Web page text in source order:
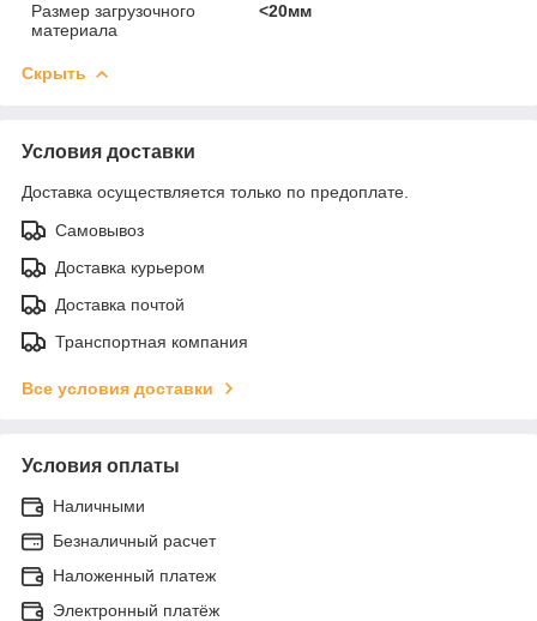
Размер загрузочного
материала
<20мм
Скрыть
Условия доставки
Доставка осуществляется только по предоплате.
Самовывоз
Доставка курьером
Доставка почтой
Транспортная компания
Все условия доставки
Условия оплаты
Наличными
Безналичный расчет
Наложенный платеж
Электронный платёж